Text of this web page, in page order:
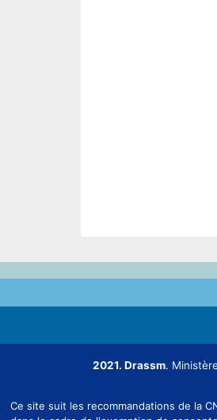
2021. Drassm.
Ce site suit les recommandations de la